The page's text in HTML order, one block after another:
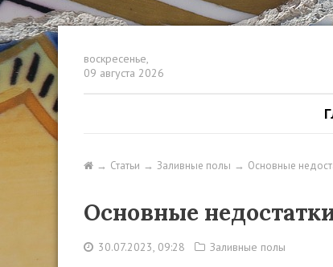
воскресенье,
09 августа 2026
Статьи Заливные полы Основные
Основные
30.07.2023, 09:28 Заливные полы